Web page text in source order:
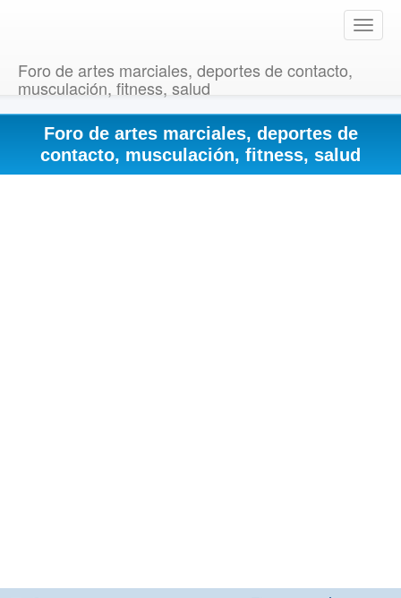
T
o
e
v
Foro de artes marciales, deportes de contacto,
musculación, fitness, salud
Foro de artes marciales, deportes de
contacto, musculación, fitness, salud